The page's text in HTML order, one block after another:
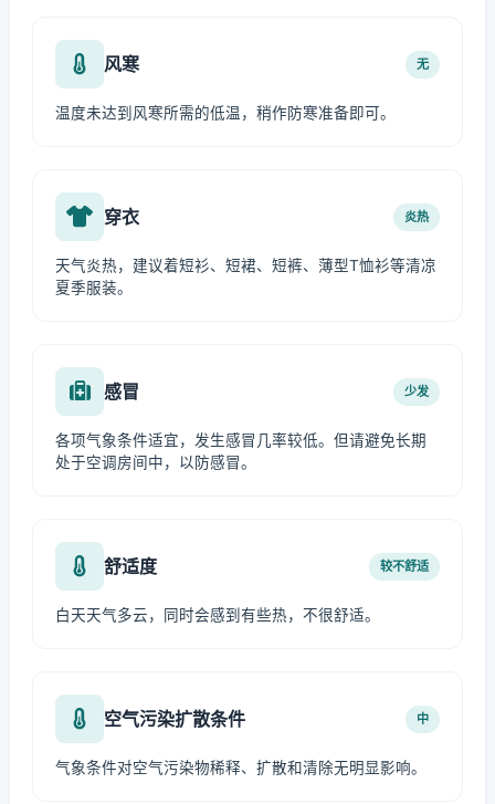
风寒 无
温度未达到风寒所需的低温，稍作防寒准备即可。
穿衣 炎热
天气炎热，建议着短衫、短裙、短裤、薄型T恤衫等清凉
夏季服装。
感冒 少发
各项气象条件适宜，发生感冒几率较低。但请避免长期
处于空调房间中，以防感冒。
舒适度 较不舒适
白天天气多云，同时会感到有些热，不很舒适。
空气污染扩散条件 中
气象条件对空气污染物稀释、扩散和清除无明显影响。